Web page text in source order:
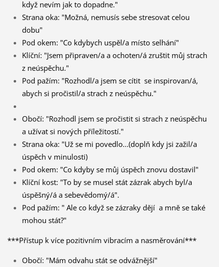
když nevím jak to dopadne."
Strana oka: "Možná, nemusís sebe stresovat celou
dobu"
Pod okem: "Co kdybych uspěl/a místo selhání"
Klíční: "Jsem připraven/a a ochoten/á zruštit můj strach
z neúspěchu."
Pod pažím: "Rozhodl/a jsem se cítit se inspirovan/á,
abych si pročistil/a strach z neúspěchu."
Obočí: "Rozhodl jsem se pročistit si strach z neúspěchu
a užívat si nových příležitostí."
Strana oka: "Už se mi povedlo...(doplň kdy jsi zažil/a
úspěch v minulosti)
Pod okem: "Co kdyby se můj úspěch znovu dostavil"
Klíční kost: "To by se musel stát zázrak abych byl/a
úspěšný/á a sebevědomý/á".
Pod pažím: " Ale co když se zázraky dějí a mně se také
mohou stát?"
***Přístup k více pozitivním vibracím a nasměrování***
Obočí: "Mám odvahu stát se odvážnější"